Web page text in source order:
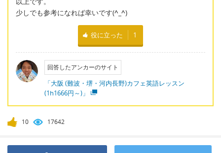
少しでも参考になれば幸いです(^_^)
役に立った 1
回答したアンカーのサイト
「大阪 (難波・堺・河内長野)カフェ英語レッスン
(1h1666円～)」
10 17642